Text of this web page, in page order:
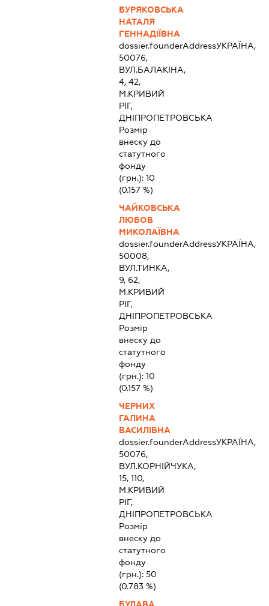
БУРЯКОВСЬКА
НАТАЛЯ
ГЕННАДІЇВНА
dossier.founderAddressУКРАЇНА,
50076,
ВУЛ.БАЛАКІНА,
4, 42,
М.КРИВИЙ
РІГ,
ДНІПРОПЕТРОВСЬКА
Розмір
внеску до
статутного
фонду
(грн.):10
(0.157 %)
ЧАЙКОВСЬКА
ЛЮБОВ
МИКОЛАЇВНА
dossier.founderAddressУКРАЇНА,
50008,
ВУЛ.ТИНКА,
9, 62,
М.КРИВИЙ
РІГ,
ДНІПРОПЕТРОВСЬКА
Розмір
внеску до
статутного
фонду
(грн.):10
(0.157 %)
ЧЕРНИХ
ГАЛИНА
ВАСИЛІВНА
dossier.founderAddressУКРАЇНА,
50076,
ВУЛ.КОРНІЙЧУКА,
15, 110,
М.КРИВИЙ
РІГ,
ДНІПРОПЕТРОВСЬКА
Розмір
внеску до
статутного
фонду
(грн.):50
(0.783 %)